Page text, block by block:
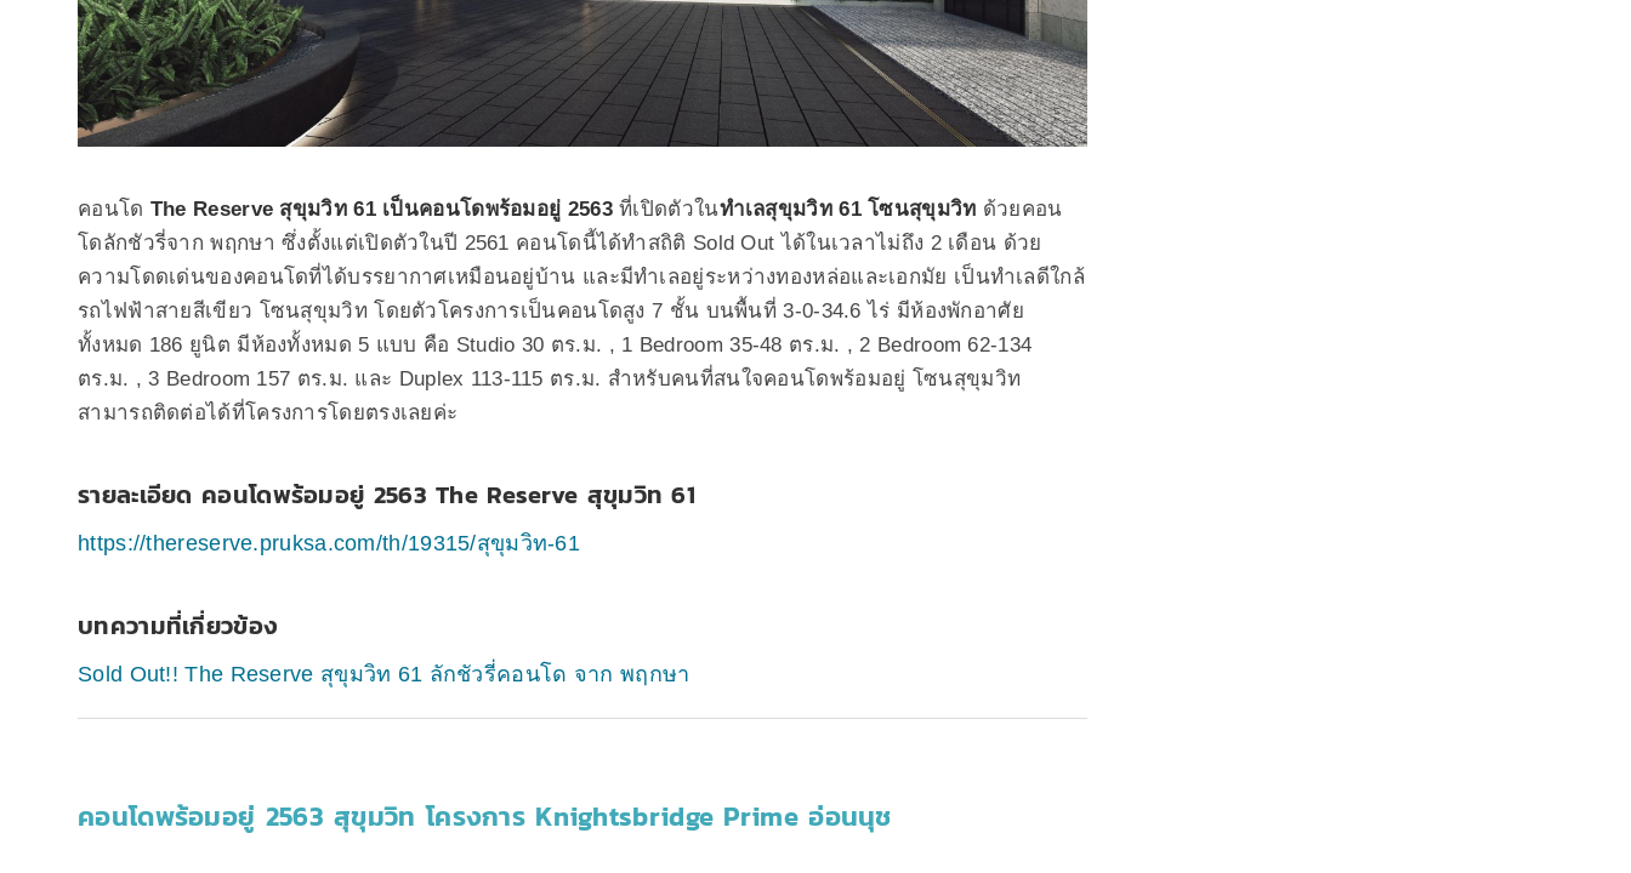
คอนโด The Reserve สุขุมวิท 61 เป็นคอนโดพร้อมอยู่ 2563ที่เปิดตัวในทำเลสุขุมวิท 61 โซนสุขุมวิท ด้วยคอน
โดลักชัวรี่จาก พฤกษา ซึ่งตั้งแต่เปิดตัวในปี 2561 คอนโดนี้ได้ทำสถิติ Sold Out ได้ในเวลาไม่ถึง 2 เดือน ด้วย
ความโดดเด่นของคอนโดที่ได้บรรยากาศเหมือนอยู่บ้าน และมีทำเลอยู่ระหว่างทองหล่อและเอกมัย เป็นทำเลดีใกล้
รถไฟฟ้าสายสีเขียว โซนสุขุมวิท โดยตัวโครงการเป็นคอนโดสูง 7 ชั้น บนพื้นที่ 3-0-34.6 ไร่ มีห้องพักอาศัย
ทั้งหมด 186 ยูนิต มีห้องทั้งหมด 5 แบบ คือ Studio 30 ตร.ม. , 1 Bedroom 35-48 ตร.ม. , 2 Bedroom 62-134
ตร.ม. , 3 Bedroom 157 ตร.ม. และ Duplex 113-115 ตร.ม. สำหรับคนที่สนใจคอนโดพร้อมอยู่ โซนสุขุมวิท
สามารถติดต่อได้ที่โครงการโดยตรงเลยค่ะ
รายละเอียด คอนโดพร้อมอยู่ 2563 The Reserve สุขุมวิท 61
https://thereserve.pruksa.com/th/19315/สุขุมวิท-61
บทความที่เกี่ยวข้อง
Sold Out!! The Reserve สุขุมวิท 61 ลักชัวรี่คอนโด จาก พฤกษา
คอนโดพร้อมอยู่ 2563 สุขุมวิท โครงการ Knightsbridge Prime อ่อนนุช